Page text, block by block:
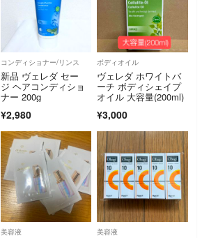
コンディショナー/リンス
新品 ヴェレダ セー
ジ ヘアコンディショ
ナー 200g
¥2,980
ボディオイル
ヴェレダ ホワイトバ
ーチ ボディシェイプ
オイル 大容量(200ml)
¥3,000
美容液 美容液